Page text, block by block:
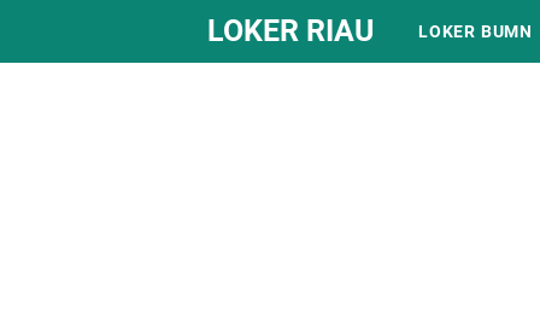
LOKER RIAU LOKER BUMN